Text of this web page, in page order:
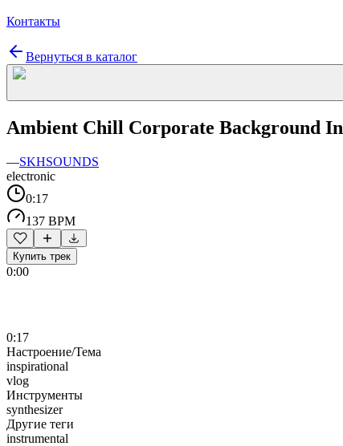
Контакты
Вернуться в каталог
Ambient Chill Corporate Background
—SKHSOUNDS
electronic
0:17
137 BPM
Купить трек
0:00
0:17
Настроение/Тема
inspirational
vlog
Инструменты
synthesizer
Другие теги
instrumental